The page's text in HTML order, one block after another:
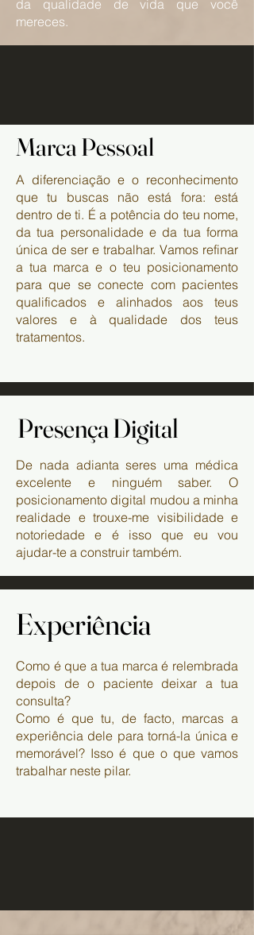
da qualidade de vida que você
mereces.
Marca Pessoal
Marca Pessoal
A diferenciação e o reconhecimento
que tu buscas não está fora: está
dentro de ti. É a potência do teu nome,
da tua personalidade e da tua forma
única de ser e trabalhar. Vamos refinar
a tua marca e o teu posicionamento
para que se conecte com pacientes
qualificados e alinhados aos teus
valores e à qualidade dos teus
tratamentos.
Presença Digital
Presença Digital
De nada adianta seres uma médica
excelente e ninguém saber. O
posicionamento digital mudou a minha
realidade e trouxe-me visibilidade e
notoriedade e é isso que eu vou
ajudar-te a construir também.
Experiência
Experiência
Como é que a tua marca é relembrada
depois de o paciente deixar a tua
consulta?
Como é que tu, de facto, marcas a
experiência dele para torná-la única e
memorável? Isso é que o que vamos
trabalhar neste pilar.